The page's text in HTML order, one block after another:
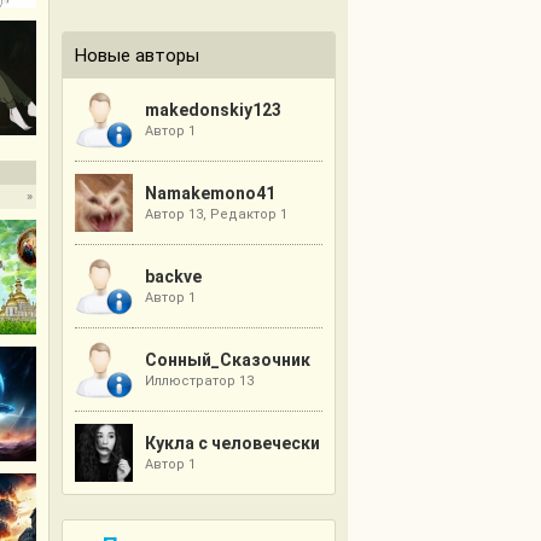
»
Новые авторы
makedonskiy123
Автор 1
Namakemono41
Автор 13, Редактор 1
backve
Автор 1
Сонный_Сказочник
Иллюстратор 13
Кукла с человеческим лицом
Автор 1